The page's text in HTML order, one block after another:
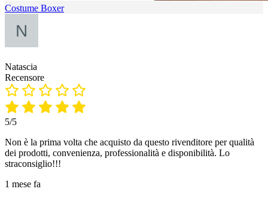
Costume Boxer
Natascia
Recensore
5/5
Non è la prima volta che acquisto da questo rivenditore per qualità
dei prodotti, convenienza, professionalità e disponibilità. Lo
straconsiglio!!!
1 mese fa